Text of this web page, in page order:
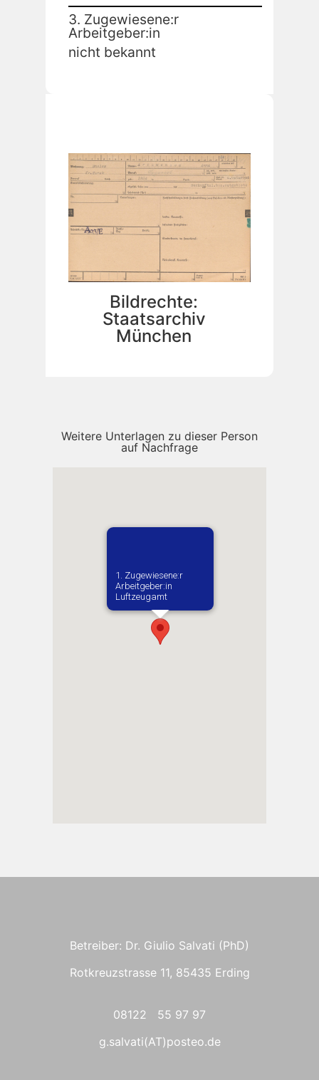
3. Zugewiesene:r
Arbeitgeber:in
nicht bekannt
Bildrechte:
Staatsarchiv
München
Weitere Unterlagen zu dieser Person
auf Nachfrage
1. Zugewiesene:r
Arbeitgeber:in​
Luftzeugamt
Betreiber: Dr. Giulio Salvati (PhD)
Rotkreuzstrasse 11, 85435 Erding
08122 55 97 97
g.salvati(AT)posteo.de